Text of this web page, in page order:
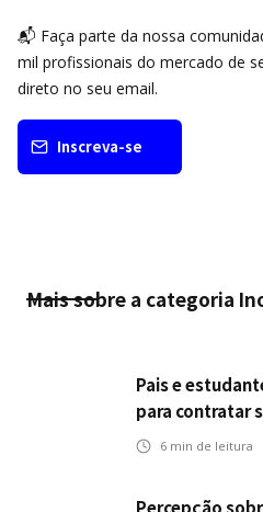
📬 Faça parte da nossa
mil profissionais do mercado de
direto no seu email.
Inscreva-se
Mais sobre a categoria
Pais e
para contratar
continuidade
6 min de leitura
Percepção